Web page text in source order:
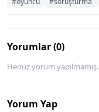
Yorumlar (0)
Henüz yorum yapılmamış.
Yorum Yap